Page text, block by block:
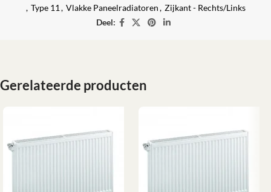
, Type 11 , Vlakke Paneelradiatoren , Zijkant - Rechts/Links
Deel:
Gerelateerde producten